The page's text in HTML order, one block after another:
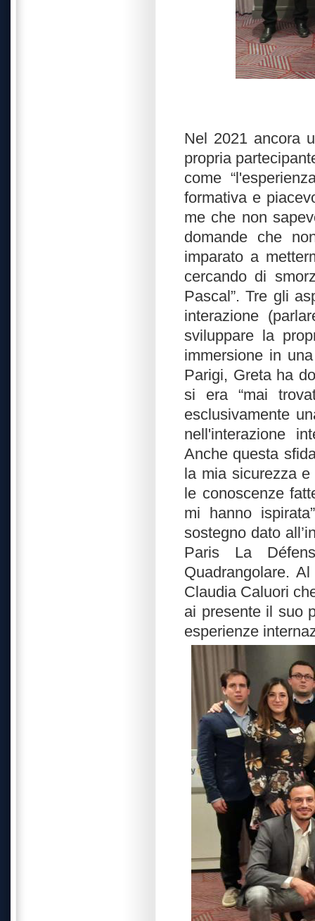
Nel 2021 ancora
propria
come
formativa e
me che non
domande che
imparato a
cercando di
Pascal”. Tre gli
interazione
sviluppare la
immersione in
Parigi, Greta ha
si era “mai
esclusivamente
nell'interazione
Anche questa
la mia sicurezza
le conoscenze
mi hanno
sostegno dato
Paris La
Quadrangolare.
Claudia Caluori
ai presente il suo
esperienze